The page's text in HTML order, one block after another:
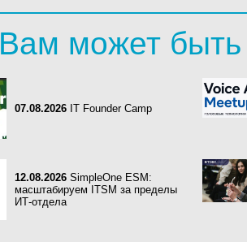
Вам может быть
07.08.2026 IT Founder Camp
12.08.2026 SimpleOne ESM:
масштабируем ITSM за пределы
ИТ-отдела